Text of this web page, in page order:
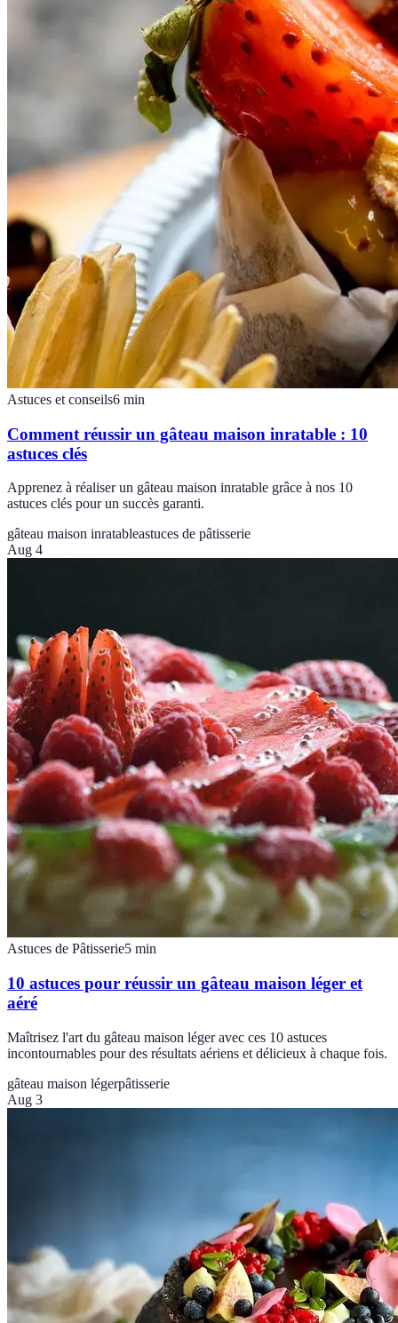
Astuces et conseils6 min
Comment réussir un gâteau maison inratable : 10
astuces clés
Apprenez à réaliser un gâteau maison inratable grâce à nos 10
astuces clés pour un succès garanti.
gâteau maison inratableastuces de pâtisserie
Aug 4
Astuces de Pâtisserie5 min
10 astuces pour réussir un gâteau maison léger et
aéré
Maîtrisez l'art du gâteau maison léger avec ces 10 astuces
incontournables pour des résultats aériens et délicieux à chaque fois.
gâteau maison légerpâtisserie
Aug 3